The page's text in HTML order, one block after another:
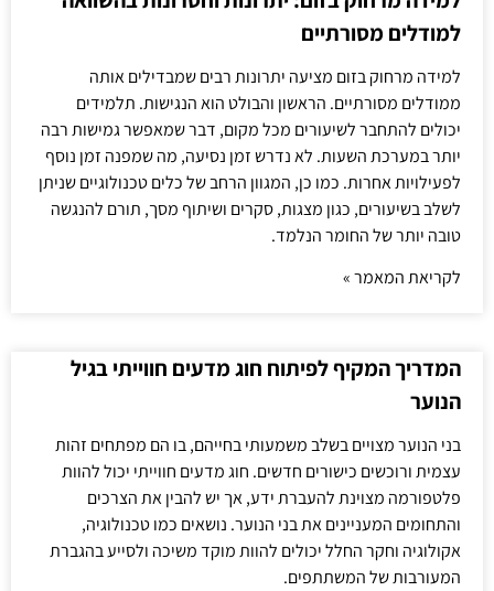
למודלים מסורתיים
למידה מרחוק בזום מציעה יתרונות רבים שמבדילים אותה
ממודלים מסורתיים. הראשון והבולט הוא הנגישות. תלמידים
יכולים להתחבר לשיעורים מכל מקום, דבר שמאפשר גמישות רבה
יותר במערכת השעות. לא נדרש זמן נסיעה, מה שמפנה זמן נוסף
לפעילויות אחרות. כמו כן, המגוון הרחב של כלים טכנולוגיים שניתן
לשלב בשיעורים, כגון מצגות, סקרים ושיתוף מסך, תורם להנגשה
טובה יותר של החומר הנלמד.
לקריאת המאמר »
המדריך המקיף לפיתוח חוג מדעים חווייתי בגיל
הנוער
בני הנוער מצויים בשלב משמעותי בחייהם, בו הם מפתחים זהות
עצמית ורוכשים כישורים חדשים. חוג מדעים חווייתי יכול להוות
פלטפורמה מצוינת להעברת ידע, אך יש להבין את הצרכים
והתחומים המעניינים את בני הנוער. נושאים כמו טכנולוגיה,
אקולוגיה וחקר החלל יכולים להוות מוקד משיכה ולסייע בהגברת
המעורבות של המשתתפים.